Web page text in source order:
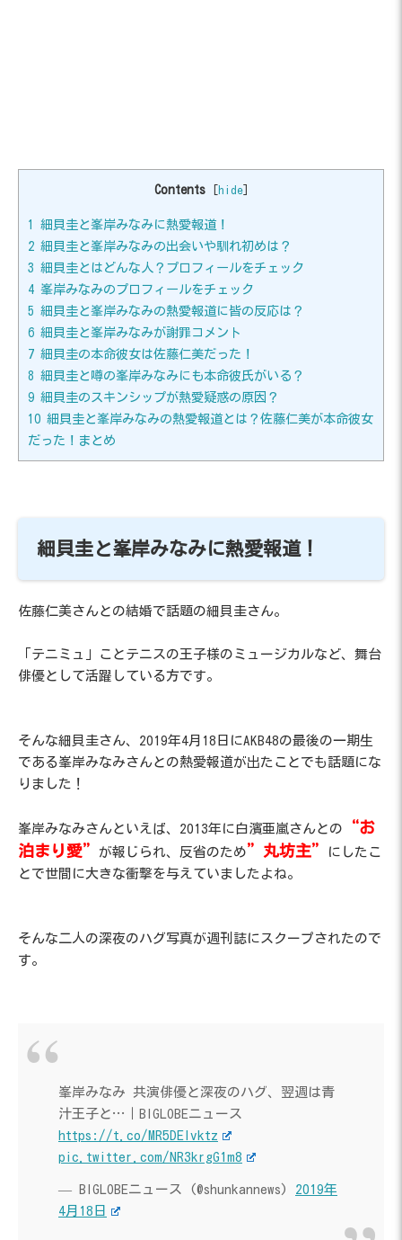
Contents hide]
1
細貝圭と峯岸みなみに熱愛報道！
2 細貝圭と峯岸みなみの出会いや馴れ初めは？
3 細貝圭とはどんな人？プロフィールをチェック
4 峯岸みなみのプロフィールをチェック
5 細貝圭と峯岸みなみの熱愛報道に皆の反応は？
6 細貝圭と峯岸みなみが謝罪コメント
7 細貝圭の本命彼女は佐藤仁美だった！
8 細貝圭と噂の峯岸みなみにも本命彼氏がいる？
9 細貝圭のスキンシップが熱愛疑惑の原因？
10 細貝圭と峯岸みなみの熱愛報道とは？佐藤仁美が本命彼女
だった！まとめ
細貝圭と峯岸みなみに熱愛報道！
佐藤仁美さんとの結婚で話題の細貝圭さん。
「テニミュ」ことテニスの王子様のミュージカルなど、舞台
俳優として活躍している方です。
そんな細貝圭さん、2019年4月18日にAKB48の最後の一期生
である峯岸みなみさんとの熱愛報道が出たことでも話題にな
りました！
峯岸みなみさんといえば、2013年に白濱亜嵐さんとの
“お
泊まり愛”
が報じられ、反省のため”丸坊主”
にしたこ
とで世間に大きな衝撃を与えていましたよね。
そんな二人の深夜のハグ写真が週刊誌にスクープされたので
す。
峯岸みなみ 共演俳優と深夜のハグ、翌週は青
汁王子と…｜BIGLOBEニュース
https://t.co/MR5DElvktz
pic.twitter.com/NR3krgG1m8
— BIGLOBEニュース (@shunkannews) 2019年
4月18日